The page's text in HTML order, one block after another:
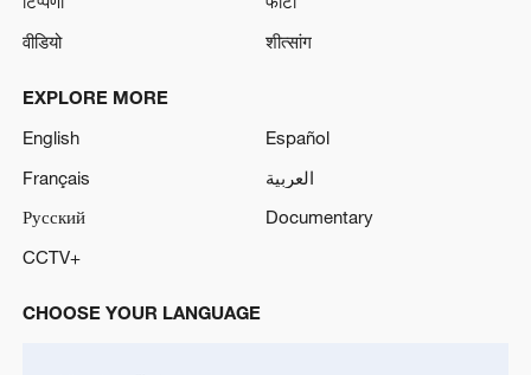
होम
न्यूज़
टिप्पणी
फोटो
वीडियो
EXPLORE MORE
English
Español
Français
العربية
Русский
CCTV+